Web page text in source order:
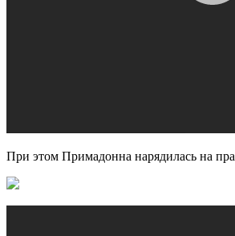
При этом Примадонна нарядилась на